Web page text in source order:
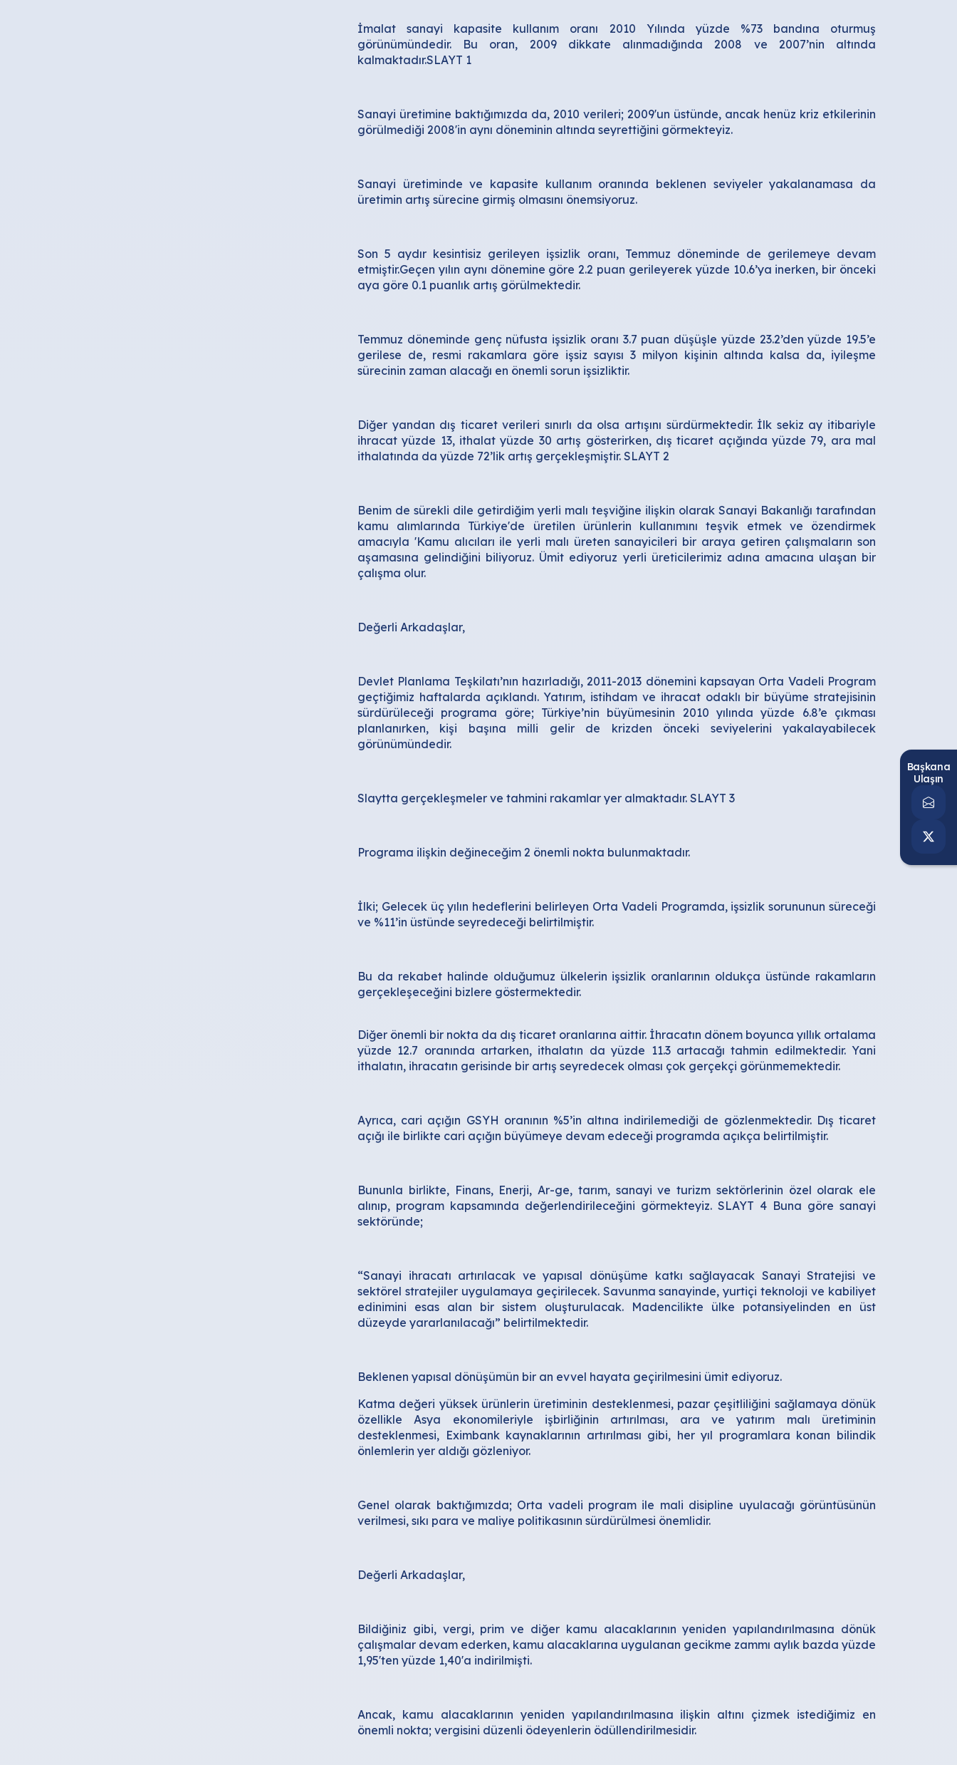
İmalat sanayi kapasite kullanım oranı 2010 Yılında yüzde %73 bandına oturmuş
görünümündedir. Bu oran, 2009 dikkate alınmadığında 2008 ve 2007’nin altında
kalmaktadır.SLAYT 1
Sanayi üretimine baktığımızda da, 2010 verileri; 2009'un üstünde, ancak henüz kriz etkilerinin
görülmediği 2008'in aynı döneminin altında seyrettiğini görmekteyiz.
Sanayi üretiminde ve kapasite kullanım oranında beklenen seviyeler yakalanamasa da
üretimin artış sürecine girmiş olmasını önemsiyoruz.
Son 5 aydır kesintisiz gerileyen işsizlik oranı, Temmuz döneminde de gerilemeye devam
etmiştir.Geçen yılın aynı dönemine göre 2.2 puan gerileyerek yüzde 10.6’ya inerken, bir önceki
aya göre 0.1 puanlık artış görülmektedir.
Temmuz döneminde genç nüfusta işsizlik oranı 3.7 puan düşüşle yüzde 23.2’den yüzde 19.5’e
gerilese de, resmi rakamlara göre işsiz sayısı 3 milyon kişinin altında kalsa da, iyileşme
sürecinin zaman alacağı en önemli sorun işsizliktir.
Diğer yandan dış ticaret verileri sınırlı da olsa artışını sürdürmektedir. İlk sekiz ay itibariyle
ihracat yüzde 13, ithalat yüzde 30 artış gösterirken, dış ticaret açığında yüzde 79, ara mal
ithalatında da yüzde 72’lik artış gerçekleşmiştir. SLAYT 2
Benim de sürekli dile getirdiğim yerli malı teşviğine ilişkin olarak Sanayi Bakanlığı tarafından
kamu alımlarında Türkiye'de üretilen ürünlerin kullanımını teşvik etmek ve özendirmek
amacıyla 'Kamu alıcıları ile yerli malı üreten sanayicileri bir araya getiren çalışmaların son
aşamasına gelindiğini biliyoruz. Ümit ediyoruz yerli üreticilerimiz adına amacına ulaşan bir
çalışma olur.
Değerli Arkadaşlar,
Devlet Planlama Teşkilatı’nın hazırladığı, 2011-2013 dönemini kapsayan Orta Vadeli Program
geçtiğimiz haftalarda açıklandı. Yatırım, istihdam ve ihracat odaklı bir büyüme stratejisinin
sürdürüleceği programa göre; Türkiye’nin büyümesinin 2010 yılında yüzde 6.8’e çıkması
planlanırken, kişi başına milli gelir de krizden önceki seviyelerini yakalayabilecek
görünümündedir.
Slaytta gerçekleşmeler ve tahmini rakamlar yer almaktadır. SLAYT 3
Programa ilişkin değineceğim 2 önemli nokta bulunmaktadır.
İlki; Gelecek üç yılın hedeflerini belirleyen Orta Vadeli Programda, işsizlik sorununun süreceği
ve %11’in üstünde seyredeceği belirtilmiştir.
Bu da rekabet halinde olduğumuz ülkelerin işsizlik oranlarının oldukça üstünde rakamların
gerçekleşeceğini bizlere göstermektedir.
Diğer önemli bir nokta da dış ticaret oranlarına aittir. İhracatın dönem boyunca yıllık ortalama
yüzde 12.7 oranında artarken, ithalatın da yüzde 11.3 artacağı tahmin edilmektedir. Yani
ithalatın, ihracatın gerisinde bir artış seyredecek olması çok gerçekçi görünmemektedir.
Ayrıca, cari açığın GSYH oranının %5’in altına indirilemediği de gözlenmektedir. Dış ticaret
açığı ile birlikte cari açığın büyümeye devam edeceği programda açıkça belirtilmiştir.
Bununla birlikte, Finans, Enerji, Ar-ge, tarım, sanayi ve turizm sektörlerinin özel olarak ele
alınıp, program kapsamında değerlendirileceğini görmekteyiz. SLAYT 4 Buna göre sanayi
sektöründe;
“Sanayi ihracatı artırılacak ve yapısal dönüşüme katkı sağlayacak Sanayi Stratejisi ve
sektörel stratejiler uygulamaya geçirilecek. Savunma sanayinde, yurtiçi teknoloji ve kabiliyet
edinimini esas alan bir sistem oluşturulacak. Madencilikte ülke potansiyelinden en üst
düzeyde yararlanılacağı” belirtilmektedir.
Beklenen yapısal dönüşümün bir an evvel hayata geçirilmesini ümit ediyoruz.
Katma değeri yüksek ürünlerin üretiminin desteklenmesi, pazar çeşitliliğini sağlamaya dönük
özellikle Asya ekonomileriyle işbirliğinin artırılması, ara ve yatırım malı üretiminin
desteklenmesi, Eximbank kaynaklarının artırılması gibi, her yıl programlara konan bilindik
önlemlerin yer aldığı gözleniyor.
Genel olarak baktığımızda; Orta vadeli program ile mali disipline uyulacağı görüntüsünün
verilmesi, sıkı para ve maliye politikasının sürdürülmesi önemlidir.
Değerli Arkadaşlar,
Bildiğiniz gibi, vergi, prim ve diğer kamu alacaklarının yeniden yapılandırılmasına dönük
çalışmalar devam ederken, kamu alacaklarına uygulanan gecikme zammı aylık bazda yüzde
1,95'ten yüzde 1,40'a indirilmişti.
Ancak, kamu alacaklarının yeniden yapılandırılmasına ilişkin altını çizmek istediğimiz en
önemli nokta; vergisini düzenli ödeyenlerin ödüllendirilmesidir.
Başkana
Ulaşın